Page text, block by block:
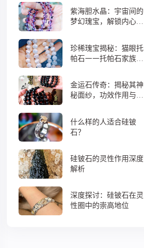
灵性的完美结合！
紫海胆水晶：宇宙间的
梦幻瑰宝，解锁内心宁
珍稀瑰宝揭秘：猫眼托
帕石——托帕石家族中
金运石传奇：揭秘其神
秘面纱，功效作用与搭
什么样的人适合硅铍
石？
硅铍石的灵性作用深度
解析
深度探讨：硅铍石在灵
性圈中的崇高地位